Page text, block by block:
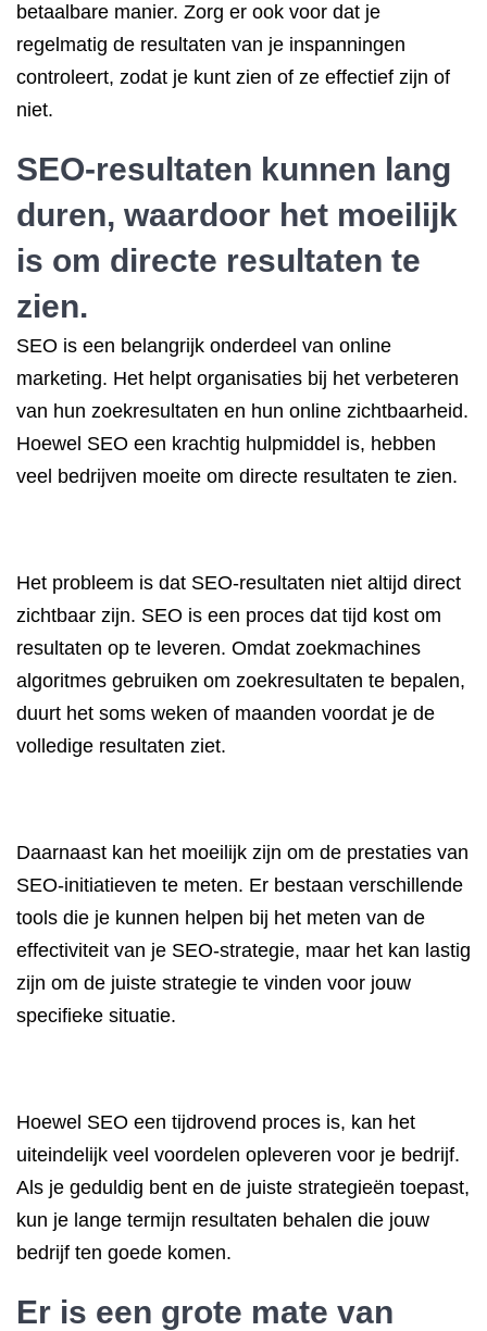
betaalbare manier. Zorg er ook voor dat je
regelmatig de resultaten van je inspanningen
controleert, zodat je kunt zien of ze effectief zijn of
niet.
SEO-resultaten kunnen lang
duren, waardoor het moeilijk
is om directe resultaten te
zien.
SEO is een belangrijk onderdeel van online
marketing. Het helpt organisaties bij het verbeteren
van hun zoekresultaten en hun online zichtbaarheid.
Hoewel SEO een krachtig hulpmiddel is, hebben
veel bedrijven moeite om directe resultaten te zien.
Het probleem is dat SEO-resultaten niet altijd direct
zichtbaar zijn. SEO is een proces dat tijd kost om
resultaten op te leveren. Omdat zoekmachines
algoritmes gebruiken om zoekresultaten te bepalen,
duurt het soms weken of maanden voordat je de
volledige resultaten ziet.
Daarnaast kan het moeilijk zijn om de prestaties van
SEO-initiatieven te meten. Er bestaan verschillende
tools die je kunnen helpen bij het meten van de
effectiviteit van je SEO-strategie, maar het kan lastig
zijn om de juiste strategie te vinden voor jouw
specifieke situatie.
Hoewel SEO een tijdrovend proces is, kan het
uiteindelijk veel voordelen opleveren voor je bedrijf.
Als je geduldig bent en de juiste strategieën toepast,
kun je lange termijn resultaten behalen die jouw
bedrijf ten goede komen.
Er is een grote mate van